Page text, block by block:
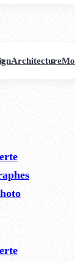
Architecture